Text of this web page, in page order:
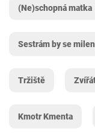
(Ne)schopná matka
Sestrám by se
Tržiště
Kmotr Kmenta